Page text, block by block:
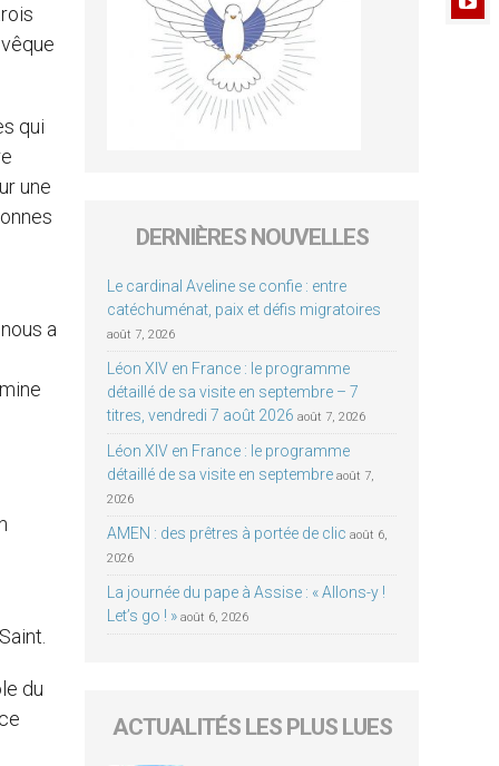
qui
une
a
du
DERNIÈRES NOUVELLES
Le cardinal Aveline se confie : entre
catéchuménat, paix et défis migratoires
août 7, 2026
Léon XIV en France : le programme
détaillé de sa visite en septembre – 7
titres, vendredi 7 août 2026 août 7, 2026
Léon XIV en France : le programme
détaillé de sa visite en septembre août 7,
2026
AMEN : des prêtres à portée de clic août 6,
2026
La journée du pape à Assise : « Allons-y !
Let’s go ! » août 6, 2026
ACTUALITÉS LES PLUS LUES